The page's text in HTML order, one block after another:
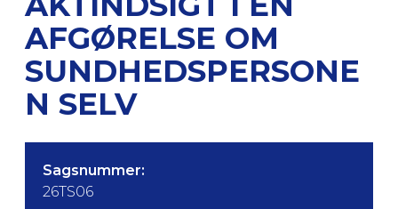
AFGØRELSE OM
SUNDHEDSPERSONE
N SELV
Sagsnummer:
26TS06